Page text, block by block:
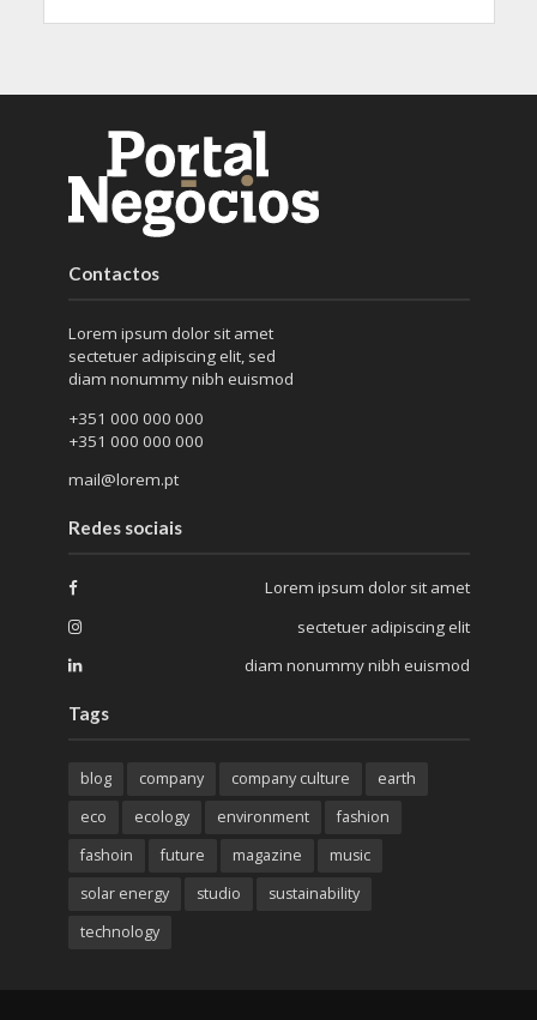
Contactos
Lorem ipsum dolor sit amet
sectetuer adipiscing elit, sed
diam nonummy nibh euismod
+351 000 000 000
+351 000 000 000
mail@lorem.pt
Redes sociais
Lorem ipsum dolor sit amet
sectetuer adipiscing elit
diam nonummy nibh euismod
Tags
blog company company culture
earth
eco
ecology environment
fashion
fashoin
future magazine
music
solar energy
studio
sustainability
technology